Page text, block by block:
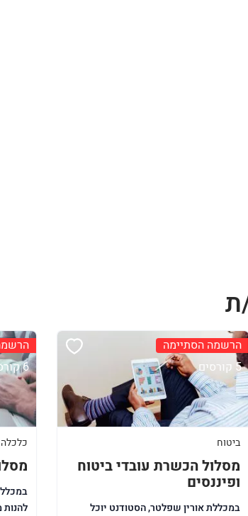
ת
הרשמה הסתיימה
5 קורסים
ביטוח
מסלול הכשרת עובדי ביטוח
ופיננסים
במכללת אורין שפלטר, הסטודנט יוכל
6 קורסים
כלכלה